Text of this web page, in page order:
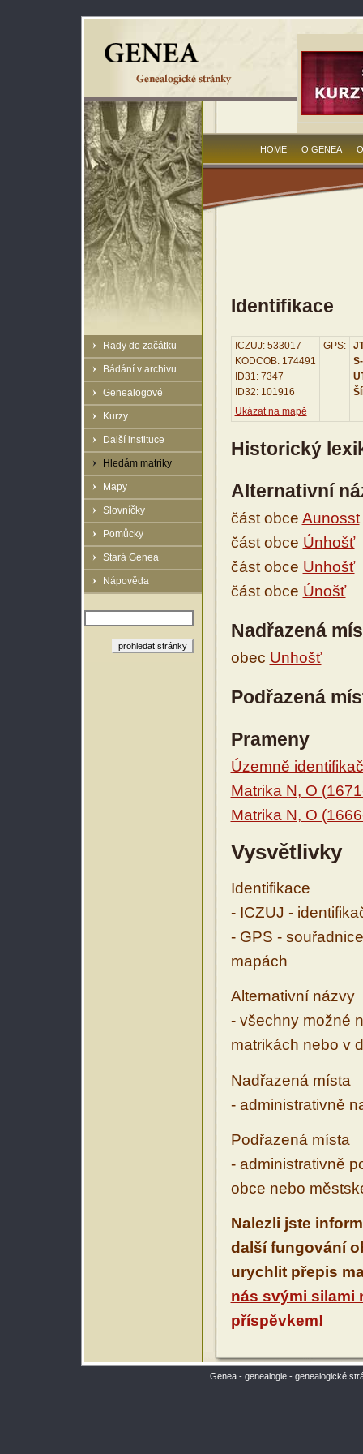
Rady do začátku
Bádání v archivu
Genealogové
Kurzy
Další instituce
Hledám matriky
Mapy
Slovníčky
Pomůcky
Stará Genea
Nápověda
HOME O GENEA
Identifikace
ICZUJ: 533017
KODCOB: 174491
ID31: 7347
ID32: 101916
GPS:
Ukázat na mapě
Historický
Alternativní
část obce Aunosst
část obce Únhošť
část obce Unhošť
část obce Únošť
Nadřazená
obec Unhošť
Podřazená
Prameny
Územně
Matrika N, O
Matrika N, O
Vysvětlivky
Identifikace
- ICZUJ -
- GPS -
mapách
Alternativní názvy
- všechny možné
matrikách nebo v
Nadřazená místa
- administrativně
Podřazená místa
- administrativně
obce nebo
Nalezli jste
další fungování
urychlit přepis
nás svými silami
příspěvkem!
Genea - genealogie - genealogické